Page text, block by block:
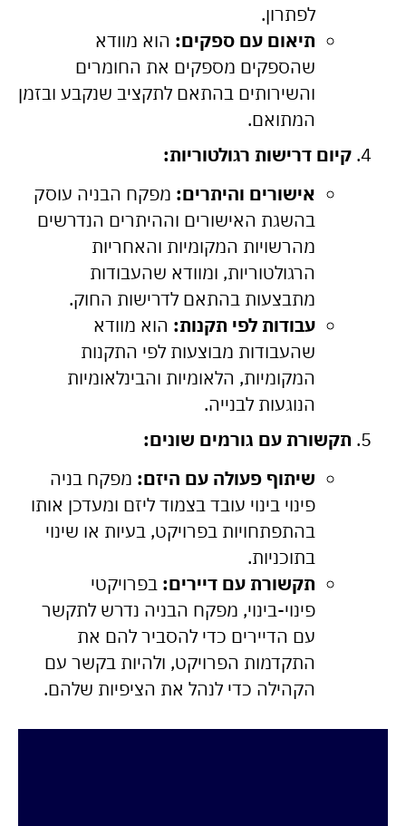
לפתרון.
תיאום עם ספקים: הוא מוודא
שהספקים מספקים את החומרים
והשירותים בהתאם לתקציב שנקבע ובזמן
המתואם.
קיום דרישות רגולטוריות:
אישורים והיתרים: מפקח הבניה עוסק
בהשגת האישורים וההיתרים הנדרשים
מהרשויות המקומיות והאחריות
הרגולטוריות, ומוודא שהעבודות
מתבצעות בהתאם לדרישות החוק.
עבודות לפי תקנות: הוא מוודא
שהעבודות מבוצעות לפי התקנות
המקומיות, הלאומיות והבינלאומיות
הנוגעות לבנייה.
תקשורת עם גורמים שונים:
שיתוף פעולה עם היזם: מפקח בניה
פינוי בינוי עובד בצמוד ליזם ומעדכן אותו
בהתפתחויות בפרויקט, בעיות או שינוי
בתוכניות.
תקשורת עם דיירים: בפרויקטי
פינוי-בינוי, מפקח הבניה נדרש לתקשר
עם הדיירים כדי להסביר להם את
התקדמות הפרויקט, ולהיות בקשר עם
הקהילה כדי לנהל את הציפיות שלהם.